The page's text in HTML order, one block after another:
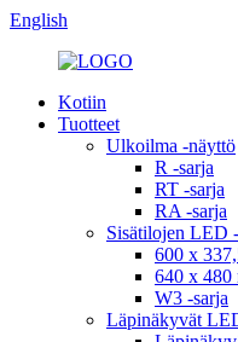
English
Kotiin
Tuotteet
Ulkoilma -näyttö
R -sarja
RT -sarja
RA -sarja
Sisätilojen LED
600 x
640 x 480
W3 -sarja
Läpinäkyvät